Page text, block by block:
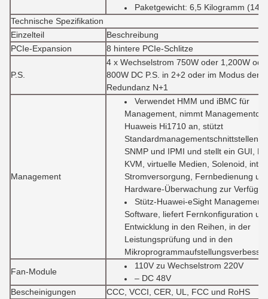
Paketgewicht: 6,5 Kilogramm
Technische Spezifikation
Einzelteil
Beschreibung
PCIe-Expansion
8 hintere PCIe-Schlitze
P.S.
4 x Wechselstrom 750W oder 1,200W
800W DC P.S. in 2+2 oder im Modus der
Redundanz N+1
Management
Verwendet HMM und iBMC für
Management, nimmt
Huaweis Hi1710 an, stützt
Standardmanagementschnittstellen,
SNMP und IPMI und stellt ein GUI,
KVM, virtuelle Medien, Solenoid,
Stromversorgung, Fernbedienung
Hardware-Überwachung zur
Stütz-Huawei-eSight Management-
Software, liefert Fernkonfiguration
Entwicklung in den Reihen, in der
Leistungsprüfung und in den
Fan-Module
110V zu Wechselstrom 220V
– DC 48V
Bescheinigungen
CCC, VCCI, CER, UL, FCC und RoHS